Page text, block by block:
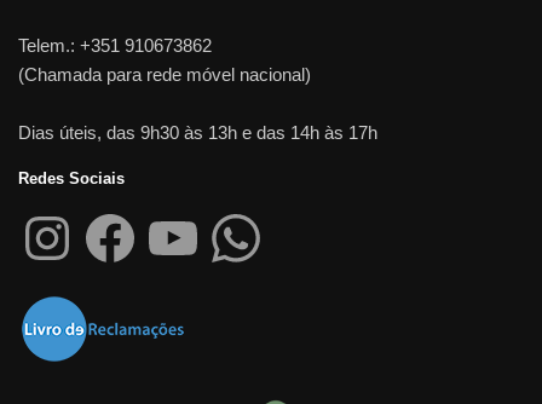
Telem.: +351 910673862
(Chamada para rede móvel nacional)
Dias úteis, das 9h30 às 13h e das 14h às 17h
Redes Sociais